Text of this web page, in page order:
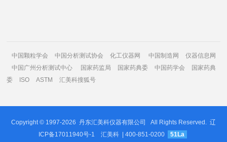
中国颗粒学会 中国分析测试协会 化工仪器网 中国制造网
仪器信息网
中国广州分析测试中心
国家药监局 国家药典委 中国药学会
国家药典
委
ISO ASTM 汇美科搜狐号
Copyright © 1997-2026 丹东汇美科仪器有限公司 All Rights Reserved. 辽
ICP备17011940号-1
汇美科 | 400-851-0200 51La